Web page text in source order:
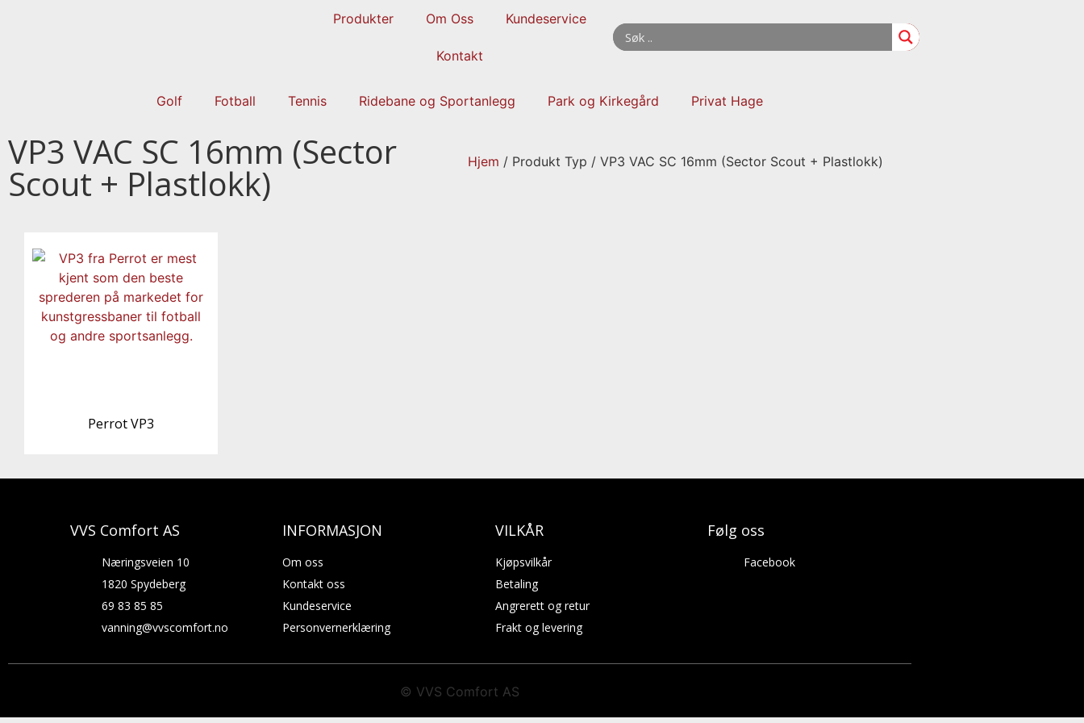
Produkter Om Oss Kundeservice
Kontakt
Golf Fotball Tennis Ridebane og Sportanlegg Park og Kirkegård Privat Hage
VP3 VAC SC 16mm (Sector
Scout + Plastlokk) Hjem / Produkt Typ / VP3 VAC SC 16mm (Sector Scout + Plastlokk)
Perrot VP3
VVS Comfort AS
Næringsveien 10
1820 Spydeberg
69 83 85 85
vanning@vvscomfort.no
INFORMASJON
Om oss
Kontakt oss
Kundeservice
Personvernerklæring
VILKÅR
Kjøpsvilkår
Betaling
Angrerett og retur
Frakt og levering
Følg oss
Facebook
© VVS Comfort AS